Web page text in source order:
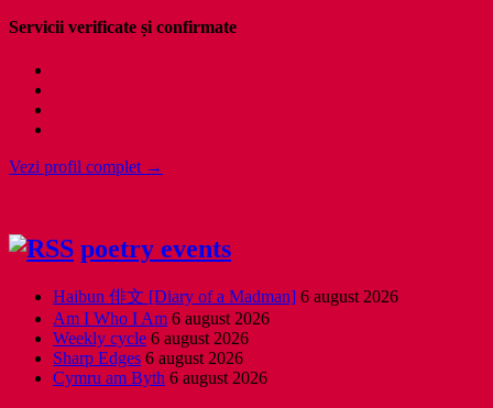
Servicii verificate și confirmate
Vezi profil complet →
poetry events
Haibun 俳文 [Diary of a Madman] 6 august 2026
Am I Who I Am 6 august 2026
Weekly cycle 6 august 2026
Sharp Edges 6 august 2026
Cymru am Byth 6 august 2026